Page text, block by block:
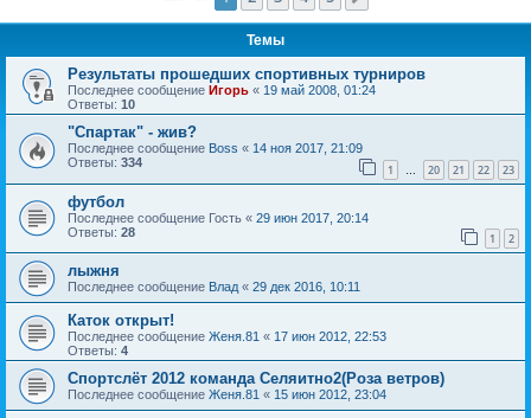
Темы
Результаты прошедших спортивных турниров
Последнее сообщение Игорь « 19 май 2008, 01:24
Ответы: 10
"Спартак" - жив?
Последнее сообщение Boss « 14 ноя 2017, 21:09
Ответы: 334 1 … 20 21 22 23
футбол
Последнее сообщение Гость « 29 июн 2017, 20:14
Ответы: 28 1 2
лыжня
Последнее сообщение Влад « 29 дек 2016, 10:11
Каток открыт!
Последнее сообщение Женя.81 « 17 июн 2012, 22:53
Ответы: 4
Спортслёт 2012 команда Селяитно2(Роза ветров)
Последнее сообщение Женя.81 « 15 июн 2012, 23:04